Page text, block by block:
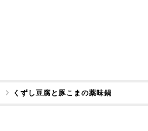
くずし豆腐と豚こまの薬味鍋